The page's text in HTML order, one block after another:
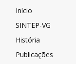
Início
SINTEP-VG
História
Publicações